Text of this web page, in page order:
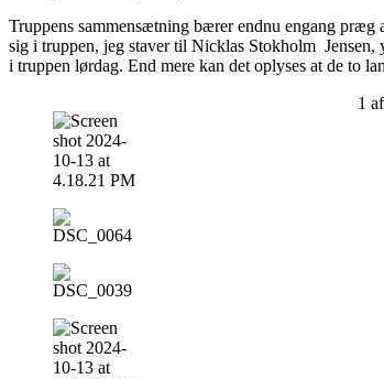
Truppens sammensætning bærer endnu engang
sig i truppen, jeg staver til Nicklas Stokholm
i truppen lørdag. End mere kan det oplyses at de to
1 af